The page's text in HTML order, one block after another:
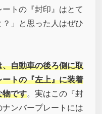
トの『封印』はとて
」と思った人はぜひ
自動車の後ろ側に取
トの『左上』に装着
物です。実はこの『封
ンバープレートには